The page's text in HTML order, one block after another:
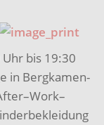
bis 19:30
in Bergkamen-